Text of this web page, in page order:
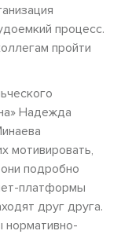
процесс.
пройти
Надежда
мотивировать,
подробно
платформы
друг друга.
нормативно-